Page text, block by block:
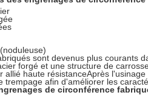
sont devenus plus courants
forgé et une structure de
allié haute résistanceAprès
trempage afin d'améliorer les
de circonférence